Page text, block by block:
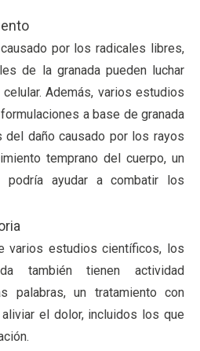
por los radicales libres,
de la granada pueden luchar
Además, varios estudios
a base de granada
del daño causado por los rayos
temprano del cuerpo, un
podría ayudar a combatir los
varios estudios científicos, los
también tienen actividad
palabras, un tratamiento con
el dolor, incluidos los que